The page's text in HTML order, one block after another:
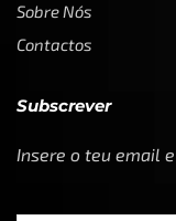
Sobre Nós
Contactos
Subscrever
Insere o teu email